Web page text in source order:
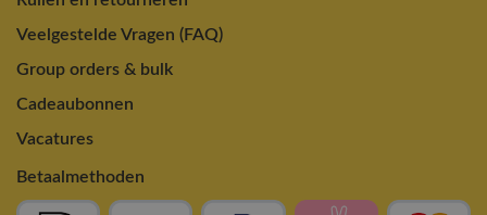
Veelgestelde Vragen (FAQ)
Group orders & bulk
Cadeaubonnen
Vacatures
Betaalmethoden